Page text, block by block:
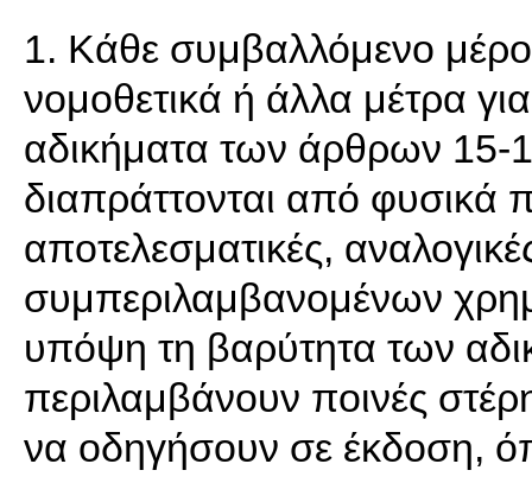
1. Κάθε συμβαλλόμενο
νομοθετικά ή άλλα μέτρα
αδικήματα των άρθρων
διαπράττονται από φυσικά
αποτελεσματικές,
συμπεριλαμβανομένων
υπόψη τη βαρύτητα των
περιλαμβάνουν ποινές
να οδηγήσουν σε έκδοση,